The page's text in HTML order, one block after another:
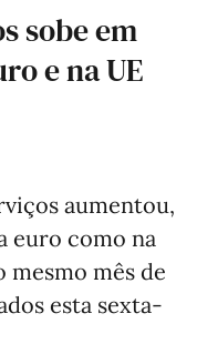
sobe em
e na UE
aumentou,
euro como na
mesmo mês de
esta sexta-